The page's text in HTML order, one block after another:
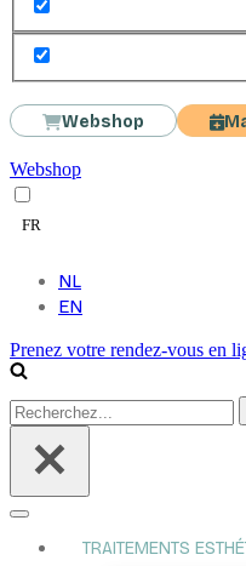
Webshop
Webshop
FR
NL
EN
Prenez votre rendez-vous en
Recherchez...
TRAITEMENTS